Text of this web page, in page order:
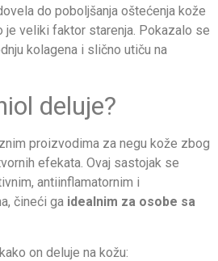
do poboljšanja oštećenja kože
je veliki faktor starenja. Pokazalo se
kolagena i slično utiču na
deluje?
proizvodima za negu kože zbog
efekata. Ovaj sastojak se
antiinflamatornim i
čineći ga idealnim za osobe sa
on deluje na kožu: